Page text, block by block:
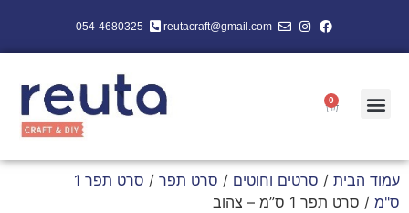
reutacraft@gmail.com
054-4680325
0
עמוד הבית / סרטים וחוטים / סרט תפר /
סרט תפר 1
ס"מ / סרט תפר 1 ס”מ – צהוב